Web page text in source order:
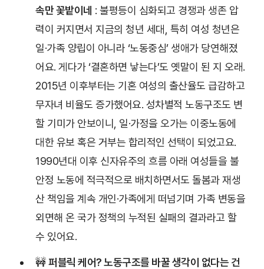
속만 꽃밭이네 : 불평등이 심화되고 경쟁과 생존 압
력이 커지면서 지금의 청년 세대, 특히 여성 청년은
일·가족 양립이 아니라 ‘노동중심’ 생애가 당연해졌
어요. 게다가 ‘결혼하면 낳는다’도 옛말이 된 지 오래.
2015년 이후부터는 기혼 여성의 출산율도 급감하고
무자녀 비율도 증가했어요. 성차별적 노동구조도 변
할 기미가 안보이니, 일·가정을 오가는 이중노동에
대한 유보 혹은 거부는 합리적인 선택이 되었고요.
1990년대 이후 신자유주의 흐름 아래 여성들을 불
안정 노동에 적극적으로 배치하면서도 돌봄과 재생
산 책임을 계속 개인·가족에게 떠넘기며 가족 변동을
외면해 온 국가 정책의 누적된 실패의 결과라고 할
수 있어요.
🚧퍼블릭 케어? 노동구조를 바꿀 생각이 없다는 건